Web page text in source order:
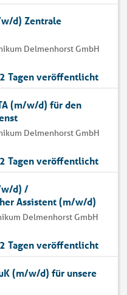
d) Zentrale
Delmenhorst GmbH
Tagen veröffentlicht
(m/w/d) für den
Delmenhorst GmbH
Tagen veröffentlicht
w/d) /
Assistent (m/w/d)
Delmenhorst GmbH
Tagen veröffentlicht
(m/w/d) für unsere